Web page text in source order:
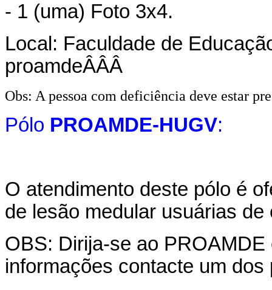
- 1 (uma) Foto 3x4.
Local: Faculdade de
proamdeÂÂÂ
Obs: A pessoa com deficiência deve estar
Pólo PROAMDE-HUGV:
O atendimento deste pólo é
de lesão medular usuárias
OBS: Dirija-se ao
informações contacte um dos